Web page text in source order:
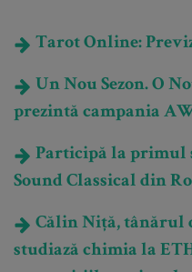
Tarot Online:
Un Nou Sezon. O
prezintă campania
Participă la primul
Sound Classical din
Călin Niță, tânărul
studiază chimia la